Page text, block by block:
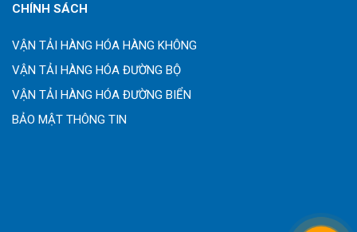
CHÍNH SÁCH
VẬN TẢI HÀNG HÓA HÀNG KHÔNG
VẬN TẢI HÀNG HÓA ĐƯỜNG BỘ
VẬN TẢI HÀNG HÓA ĐƯỜNG BIỂN
BẢO MẬT THÔNG TIN